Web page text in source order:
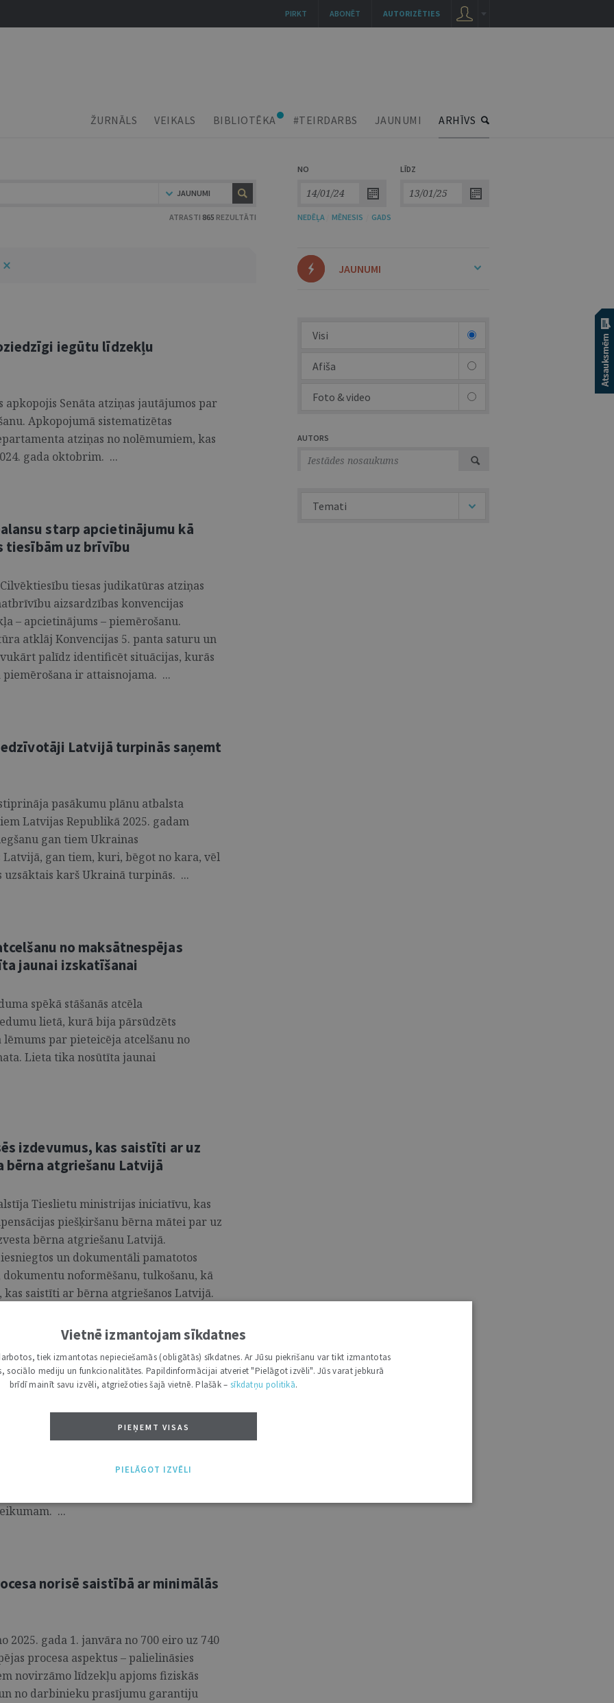
ŽURNĀLS VEIKALS BIBLIOTĒKA #TEIRDARBS JAUNUMI ARHĪVS
JAUNUMI
ATRASTI 865 REZULTĀTI
NO LĪDZ
NEDĒĻA MĒNESIS GADS
iegūtu līdzekļu
Senāta atziņas jautājumos par
Apkopojumā sistematizētas
atziņas no nolēmumiem, kas
gada oktobrim. ...
starp apcietinājumu kā
tiesībām uz brīvību
tiesas judikatūras atziņas
aizsardzības konvencijas
– apcietinājums – piemērošanu.
atklāj Konvencijas 5. panta saturu un
palīdz identificēt situācijas, kurās
ir attaisnojama. ...
Latvijā turpinās saņemt
pasākumu plānu atbalsta
Latvijas Republikā 2025. gadam
gan tiem Ukrainas
gan tiem, kuri, bēgot no kara, vēl
karš Ukrainā turpinās. ...
no maksātnespējas
jaunai izskatīšanai
spēkā stāšanās atcēla
lietā, kurā bija pārsūdzēts
par pieteicēja atcelšanu no
Lieta tika nosūtīta jaunai
izdevumus, kas saistīti ar uz
atgriešanu Latvijā
Tieslietu ministrijas iniciatīvu, kas
piešķiršanu bērna mātei par uz
bērna atgriešanu Latvijā.
un dokumentāli pamatotos
noformēšanu, tulkošanu, kā
saistīti ar bērna atgriešanos Latvijā.
divas lietas par zemes
ierosinātas vēl divas lietas par
gada Civillikuma ievada, mantojuma
laiku un piemērošanas kārtību”
Latvijas Republikas Satversmes
...
norisē saistībā ar minimālās
2025. gada 1. janvāra no 700 eiro uz 740
procesa aspektus – palielināsies
novirzāmo līdzekļu apjoms fiziskās
no darbinieku prasījumu garantiju
JAUNUMI
Visi
Afiša
Foto & video
AUTORS
Temati
AUTORIZĒTIES
ABONĒT
PIRKT
Vietnē izmantojam sīkdatnes
tiek izmantotas nepieciešamās (obligātās) sīkdatnes. Ar Jūsu piekrišanu var tikt izmantotas
sociālo mediju un funkcionalitātes. Papildinformācijai atveriet "Pielāgot izvēli". Jūs varat jebkurā
brīdī mainīt savu izvēli, atgriežoties šajā vietnē. Plašāk – sīkdatņu politikā.
PIEŅEMT VISAS
PIELĀGOT IZVĒLI